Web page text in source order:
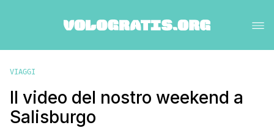
VIAGGI
Il video del nostro weekend a
Salisburgo